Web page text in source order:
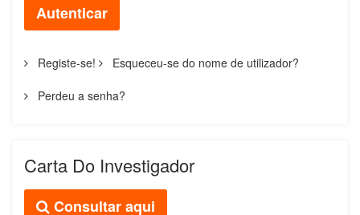
Autenticar
Registe-se! Esqueceu-se do nome de utilizador?
Perdeu a senha?
Carta Do Investigador
Consultar aqui